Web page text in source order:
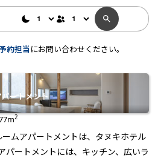
約担当 にお問い合わせください。
ートメント
m2
ムアパートメントは、タヌキホテル
パートメントには、キッチン、広いラ